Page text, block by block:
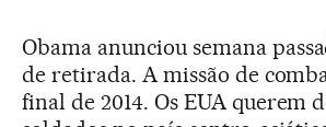
Obama anunciou semana
de retirada. A missão de
final de 2014. Os EUA querem